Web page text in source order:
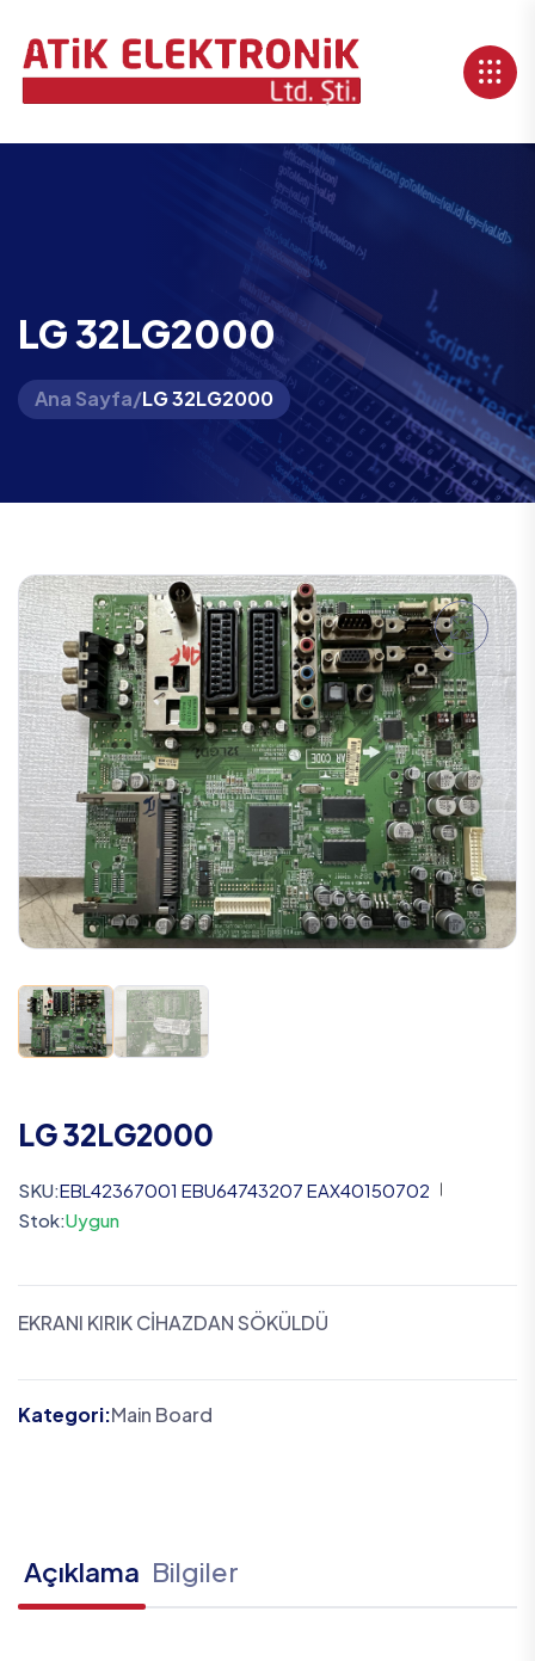
LG 32LG2000
Ana Sayfa/LG 32LG2000
LG 32LG2000
SKU:EBL42367001 EBU64743207 EAX40150702
Stok:Uygun
EKRANI KIRIK CİHAZDAN SÖKÜLDÜ
Kategori:Main Board
Açıklama Bilgiler